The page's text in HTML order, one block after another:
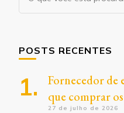
algo?
POSTS RECENTES
Fornecedor de
que comprar
27 de julho de 2026